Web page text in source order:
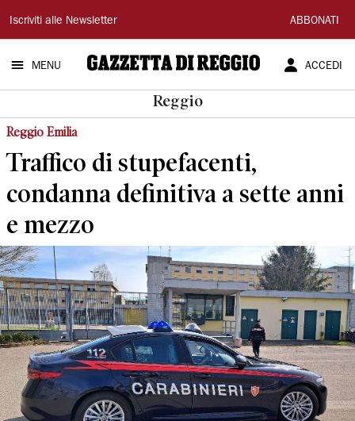
Gazzetta
di
Reggio
Iscriviti alle Newsletter ABBONATI
MENU ACCEDI
Reggio
Reggio Emilia
Traffico di stupefacenti,
condanna definitiva a sette anni
e mezzo